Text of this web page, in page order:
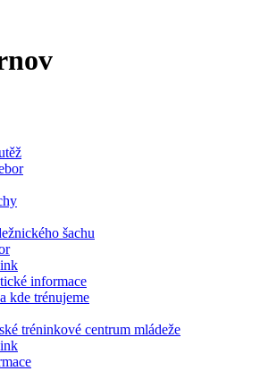
šachu
informace
kde trénujeme
tréninkové centrum mládeže